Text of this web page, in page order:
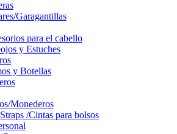
Garagantillas
para el cabello
y Estuches
y Botellas
Monederos
/Cintas para bolsos